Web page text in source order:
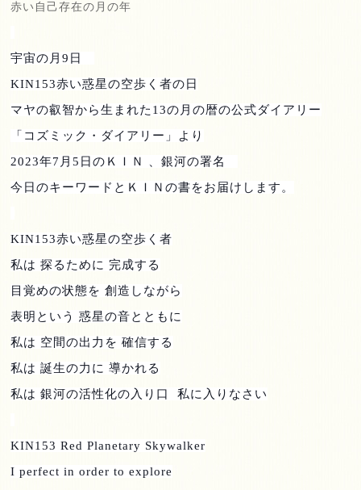
赤い自己存在の月の年
宇宙の月9 日
KIN153赤い惑星の空歩く者の日
マヤの叡智から生まれた 13の月の暦の公式ダイアリー
「コズミック・ダイアリー」より
2023年7 月5 日のＫＩＮ 、銀河の署名
今日のキーワードとＫＩＮの書をお届けします。
KIN153赤い惑星の空歩く者
私は 探るために 完成する
目覚めの状態を 創造しながら
表明という 惑星の音とともに
私は 空間の出力を 確信する
私は 誕生の力に 導かれる
私は 銀河の活性化の入り口
私に入りなさい
KIN153 Red Planetary Skywalker
I perfect in order to explore